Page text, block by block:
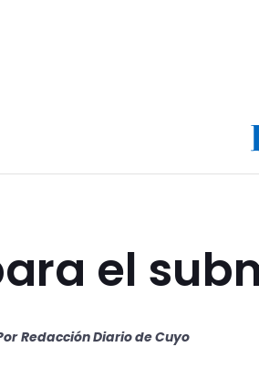
el
Redacción Diario de Cuyo